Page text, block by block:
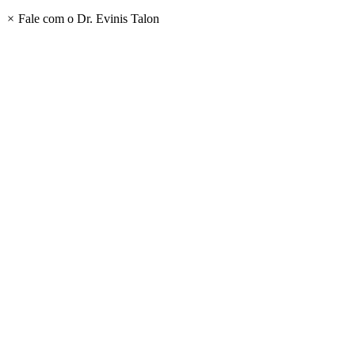
× Fale com o Dr. Evinis Talon